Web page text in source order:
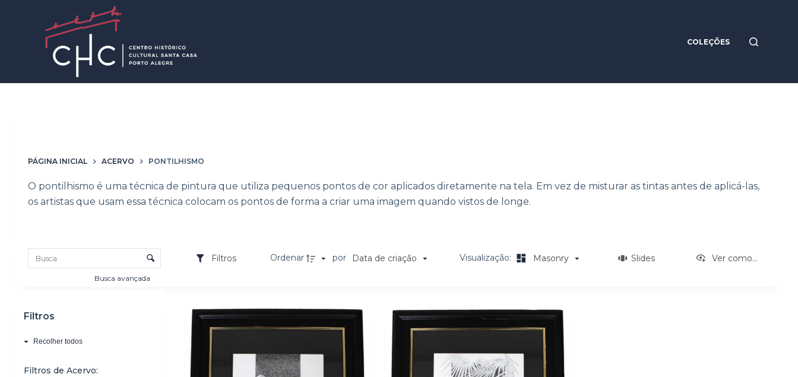
COLEÇÕES
PÁGINA INICIAL ACERVO PONTILHISMO
O pontilhismo é uma técnica de pintura que utiliza pequenos pontos de cor aplicados diretamente na tela. Em vez de misturar as tintas antes de aplicá-las,
os artistas que usam essa técnica colocam os pontos de forma a criar uma imagem quando vistos de longe.
Lista de itens
Controle de ordenação e visualização
Busca avançada
Filtros Ordenar por Data de criação Visualização: Masonry Slides Ver como...
Filtros
Recolher todos
Filtros de Acervo: